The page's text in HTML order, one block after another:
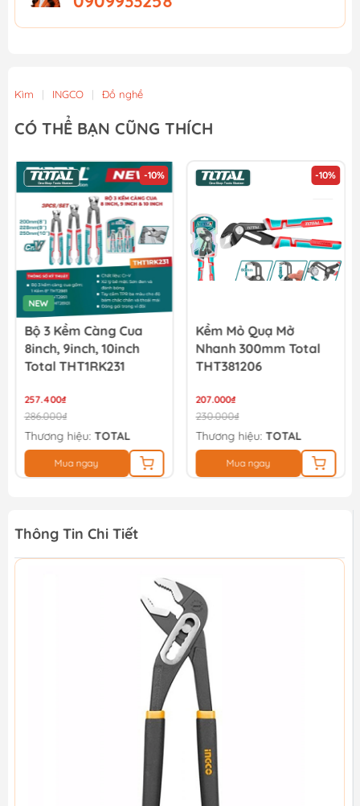
Kìm | INGCO | Đồ nghề
CÓ THỂ BẠN CŨNG THÍCH
-10%
NEW
Bộ 3 Kềm Càng Cua
8inch, 9inch, 10inch
Total THT1RK231
257.400₫
286.000₫
Thương hiệu: TOTAL
Mua ngay
-10%
Kềm Mỏ Quạ Mở
Nhanh 300mm Total
THT381206
207.000₫
230.000₫
Thương hiệu:TOTAL
Mua ngay
Thông Tin Chi Tiết